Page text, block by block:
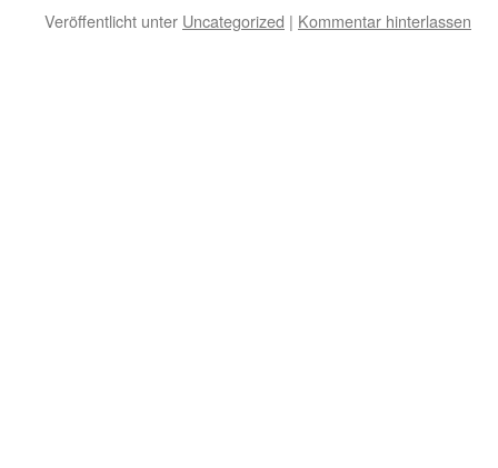
Veröffentlicht unter Uncategorized | Kommentar hinterlassen